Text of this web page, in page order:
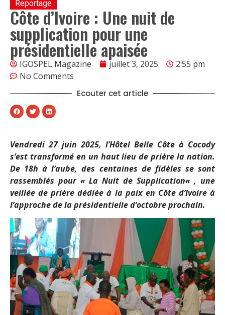
Reportage
Côte d’Ivoire : Une nuit de
supplication pour une
présidentielle apaisée
IGOSPEL Magazine juillet 3, 2025
2:55 pm
No Comments
Ecouter cet article
Vendredi 27 juin 2025, l’Hôtel Belle Côte à Cocody
s’est transformé en un haut lieu de prière la nation.
De 18h à l’aube, des centaines de fidèles se sont
rassemblés pour « La Nuit de Supplication« , une
veillée de prière dédiée à la paix en Côte d’Ivoire à
l’approche de la présidentielle d’octobre prochain.